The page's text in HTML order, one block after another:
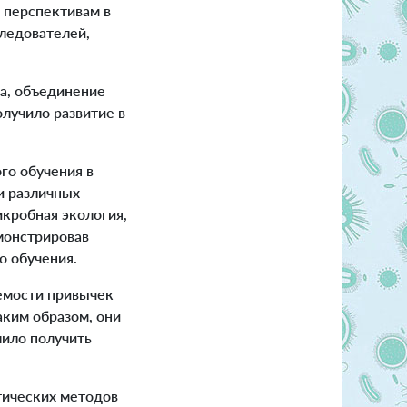
в
объединение
развитие в
обучения в
различных
экология,
обучения.
привычек
образом, они
получить
методов